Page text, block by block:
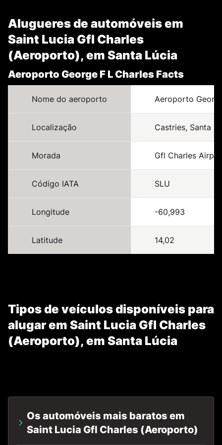
Alugueres de automóveis em
Saint Lucia Gfl Charles
(Aeroporto), em Santa Lúcia
Aeroporto George F L Charles Facts
Nome do aeroporto Aeroporto
Localização Castries, Santa
Morada Gfl Charles
Código IATA SLU
Longitude -60,993
Latitude 14,02
Tipos de veículos disponíveis para
alugar em Saint Lucia Gfl Charles
(Aeroporto), em Santa Lúcia
Os automóveis mais baratos em
Saint Lucia Gfl Charles (Aeroporto)